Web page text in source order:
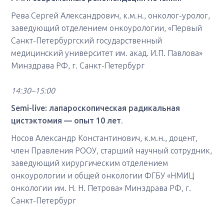
Рева Сергей Александрович, к.м.н., онколог-уролог,
заведующий отделением онкоурологии, «Первый
Санкт-Петербургский государственный
медицинский университет им. акад. И.П. Павлова»
Минздрава РФ, г. Санкт-Петербург
14:30–15:00
Semi-live: лапароскопическая радикальная
цистэктомия — опыт 10 лет.
Носов Александр Константинович, к.м.н., доцент,
член Правления РООУ, старший научный сотрудник,
заведующий хирургическим отделением
онкоурологии и общей онкологии ФГБУ «НМИЦ
онкологии им. Н. Н. Петрова» Минздрава РФ, г.
Санкт-Петербург